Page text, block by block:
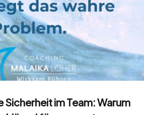
im Team: Warum